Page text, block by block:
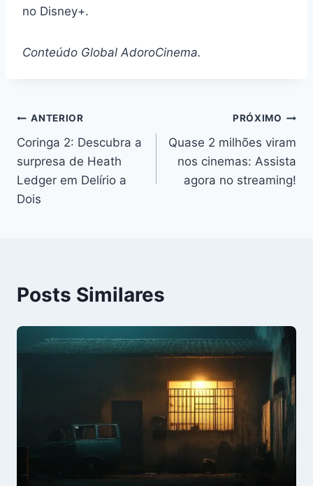
no Disney+.
Conteúdo Global AdoroCinema.
Navegação
de
Post
ANTERIOR
Coringa 2: Descubra a
surpresa de Heath
Ledger em Delírio a
Dois
PRÓXIMO
Quase 2 milhões viram
nos cinemas: Assista
agora no streaming!
Posts Similares